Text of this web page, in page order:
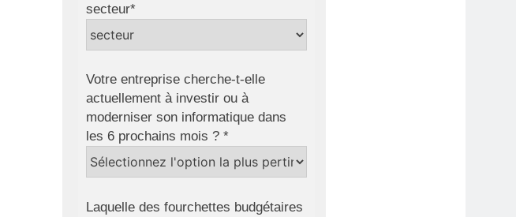
secteur*
Votre entreprise cherche-t-elle
actuellement à investir ou à
moderniser son informatique dans
les 6 prochains mois ? *
Laquelle des fourchettes budgétaires